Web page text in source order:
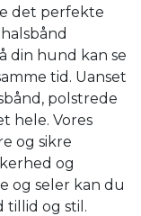
det perfekte
din hund kan se
tid. Uanset
polstrede
hele. Vores
og sikre
og
og seler kan du
tillid og stil.